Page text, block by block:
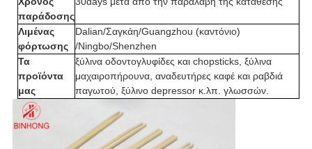
παράδοσης
Λιμένας
φόρτωσης
Dalian/Σαγκάη/Guangzhou (καντόνιο)
/Ningbo/Shenzhen
Τα
προϊόντα
μας
ξύλινα οδοντογλυφίδες και chopsticks, ξύλινα
μαχαιροπήρουνα, αναδευτήρες καφέ και ραβδιά
παγωτού, ξύλινο depressor κ.λπ. γλωσσών.